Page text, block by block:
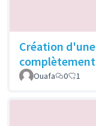
Création
complètement
Ouafa 0 1